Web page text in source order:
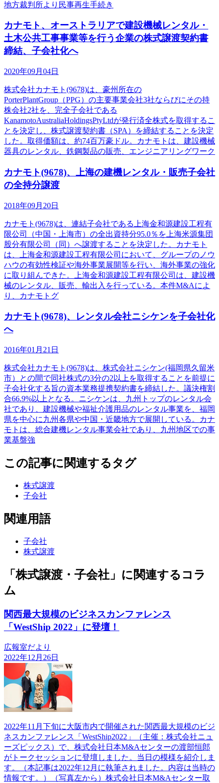
地方裁判所より民事再生手続き
カナモト、オーストラリアで建設機械レンタル・
土木公共工事事業等を行う企業の株式譲渡契約書
締結、子会社化へ
2020年09月04日
株式会社カナモト(9678)は、豪州所在の
PorterPlantGroup（PPG）の主要事業会社3社ならびにその持
株会社2社を、完全子会社である
KanamotoAustraliaHoldingsPtyLtdが発行済全株式を取得するこ
とを決定し、株式譲渡契約書（SPA）を締結することを決定
した。取得価額は、約74百万豪ドル。カナモトは、建設機械
器具のレンタル、鉄鋼製品の販売、エンジニアリングワーク
カナモト(9678)、上海の建機レンタル・販売子会社
の全持分譲渡
2018年09月20日
カナモト(9678)は、連結子会社である上海金和源建設工程有
限公司（中国・上海市）の全出資持分95.0％を上海米源集団
股分有限公司（同）へ譲渡することを決定した。カナモト
は、上海金和源建設工程有限公司において、グループのノウ
ハウの有効性検証や海外事業展開等を行い、海外事業の強化
に取り組んできた。上海金和源建設工程有限公司は、建設機
械のレンタル、販売、輸出入を行っている。本件M&Aによ
り、カナモトグ
カナモト(9678)、レンタル会社ニシケンを子会社化
へ
2016年01月21日
株式会社カナモト(9678)は、株式会社ニシケン(福岡県久留米
市）との間で同社株式の3分の2以上を取得することを前提に
子会社化する旨の資本業務提携契約書を締結した。議決権割
合66.9%以上となる。ニシケンは、九州トップのレンタル会
社であり、建設機械や福祉介護用品のレンタル事業を、福岡
県を中心に九州各県や中国・近畿地方で展開している。カナ
モトは、総合建機レンタル事業会社であり、九州地区での事
業基盤強
この記事に関連するタグ
株式譲渡
子会社
関連用語
子会社
株式譲渡
「株式譲渡・子会社」に関連するコラ
ム
関西最大規模のビジネスカンファレンス
「WestShip 2022」に登壇！
広報室だより
2022年12月26日
2022年11月下旬に大阪市内で開催された関西最大規模のビジ
ネスカンファレンス「WestShip2022」（主催：株式会社ニュ
ーズピックス）で、株式会社日本M&Aセンターの渡部恒郎
がトークセッションに登壇しました。当日の模様を紹介しま
す。（本記事は2022年12月に執筆されました。内容は当時の
情報です。）（写真左から）株式会社日本M&Aセンター取